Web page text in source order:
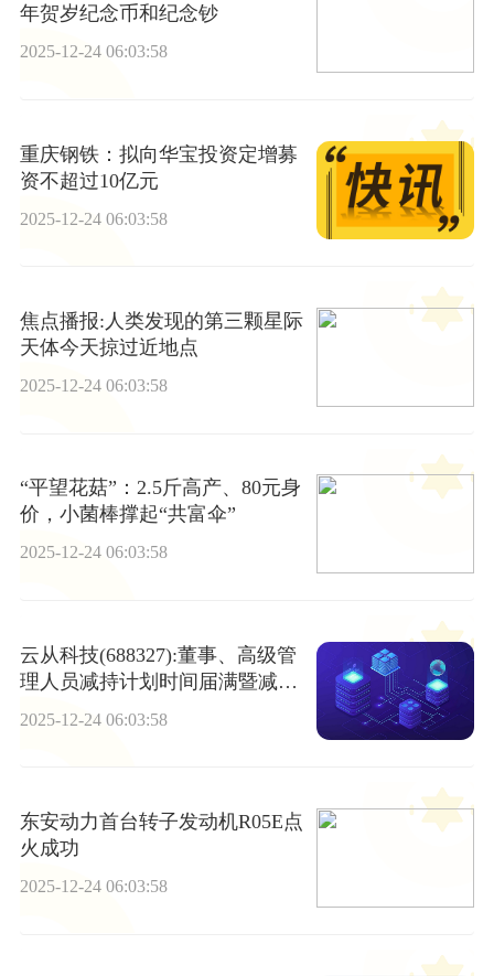
年贺岁纪念币和纪念钞
2025-12-24 06:03:58
重庆钢铁：拟向华宝投资定增募
资不超过10亿元
2025-12-24 06:03:58
焦点播报:人类发现的第三颗星际
天体今天掠过近地点
2025-12-24 06:03:58
“平望花菇”：2.5斤高产、80元身
价，小菌棒撑起“共富伞”
2025-12-24 06:03:58
云从科技(688327):董事、高级管
理人员减持计划时间届满暨减持
2025-12-24 06:03:58
东安动力首台转子发动机R05E点
火成功
2025-12-24 06:03:58